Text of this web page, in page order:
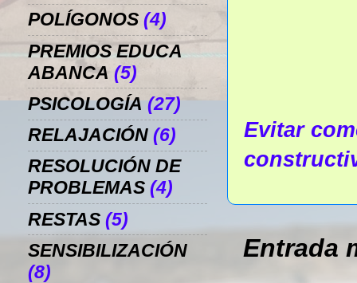
Evitar
Entrada
POLÍGONOS (4)
PREMIOS EDUCA
ABANCA (5)
PSICOLOGÍA (27)
RELAJACIÓN (6)
RESOLUCIÓN DE
PROBLEMAS (4)
RESTAS (5)
SENSIBILIZACIÓN
(8)